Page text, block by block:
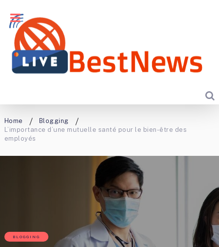
Home
Blogging
L’importance d’une mutuelle santé pour le bien-être des
employés
BLOGGING